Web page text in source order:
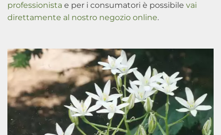
professionista e per i consumatori è possibile vai
direttamente al nostro negozio online.